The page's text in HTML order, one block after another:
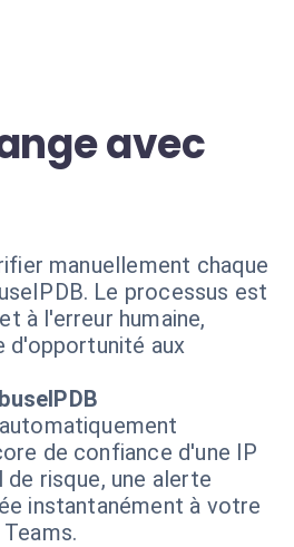
avec
manuellement chaque
Le processus est
à l'erreur humaine,
d'opportunité aux
de confiance d'une IP
risque, une alerte
instantanément à votre